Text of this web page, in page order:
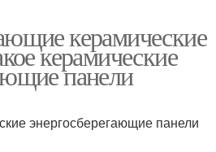
керамические
керамические
панели
энергосберегающие панели